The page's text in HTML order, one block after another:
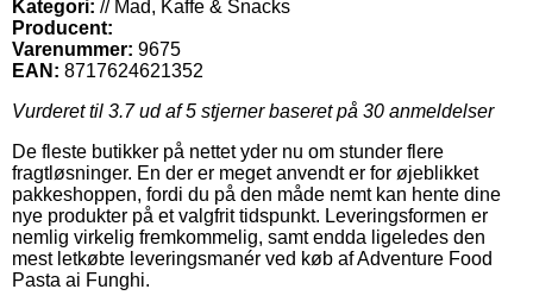
Kategori: // Mad, Kaffe & Snacks
Producent:
Varenummer: 9675
EAN: 8717624621352
Vurderet til 3.7ud af 5 stjerner baseret på 30 anmeldelser
De fleste butikker på nettet yder nu om stunder flere
fragtløsninger. En der er meget anvendt er for øjeblikket
pakkeshoppen, fordi du på den måde nemt kan hente dine
nye produkter på et valgfrit tidspunkt. Leveringsformen er
nemlig virkelig fremkommelig, samt endda ligeledes den
mest letkøbte leveringsmanér ved køb af Adventure Food
Pasta ai Funghi.